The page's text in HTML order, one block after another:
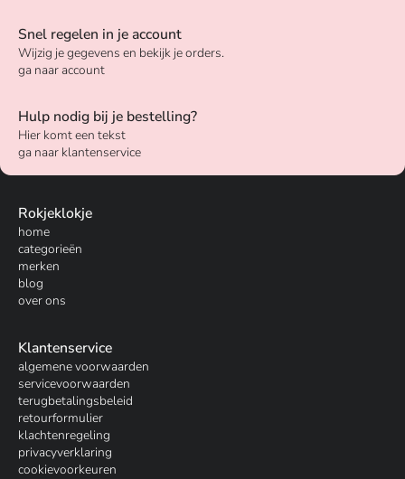
Snel regelen in je account
Wijzig je gegevens en bekijk je orders.
ga naar account
Hulp nodig bij je bestelling?
Hier komt een tekst
ga naar klantenservice
Rokjeklokje
home
categorieën
merken
blog
over ons
Klantenservice
algemene voorwaarden
servicevoorwaarden
terugbetalingsbeleid
retourformulier
klachtenregeling
privacyverklaring
cookievoorkeuren